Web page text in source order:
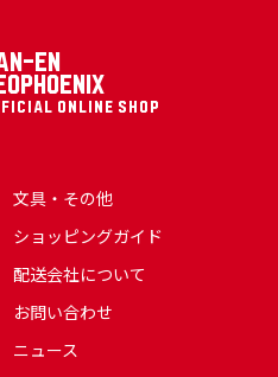
EN
ONLINE SHOP
文具・その他
ショッピングガイド
配送会社について
お問い合わせ
ニュース